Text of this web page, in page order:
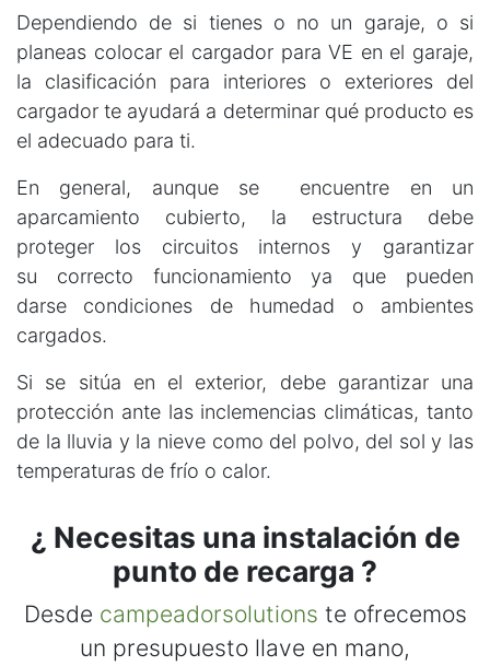
Dependiendo de si tienes o no un garaje, o si
planeas colocar el cargador para VE en el garaje,
la clasificación para interiores o exteriores del
cargador te ayudará a determinar qué producto es
el adecuado para ti.
En general, aunque se encuentre en un
aparcamiento cubierto, la estructura debe
proteger los circuitos internos y garantizar
su correcto funcionamiento ya que pueden
darse condiciones de humedad o ambientes
cargados.
Si se sitúa en el exterior, debe garantizar una
protección ante las inclemencias climáticas, tanto
de la lluvia y la nieve como del polvo, del sol y las
temperaturas de frío o calor.
¿ Necesitas una instalación de
punto de recarga ?
Desde campeadorsolutions te ofrecemos
un presupuesto llave en mano,